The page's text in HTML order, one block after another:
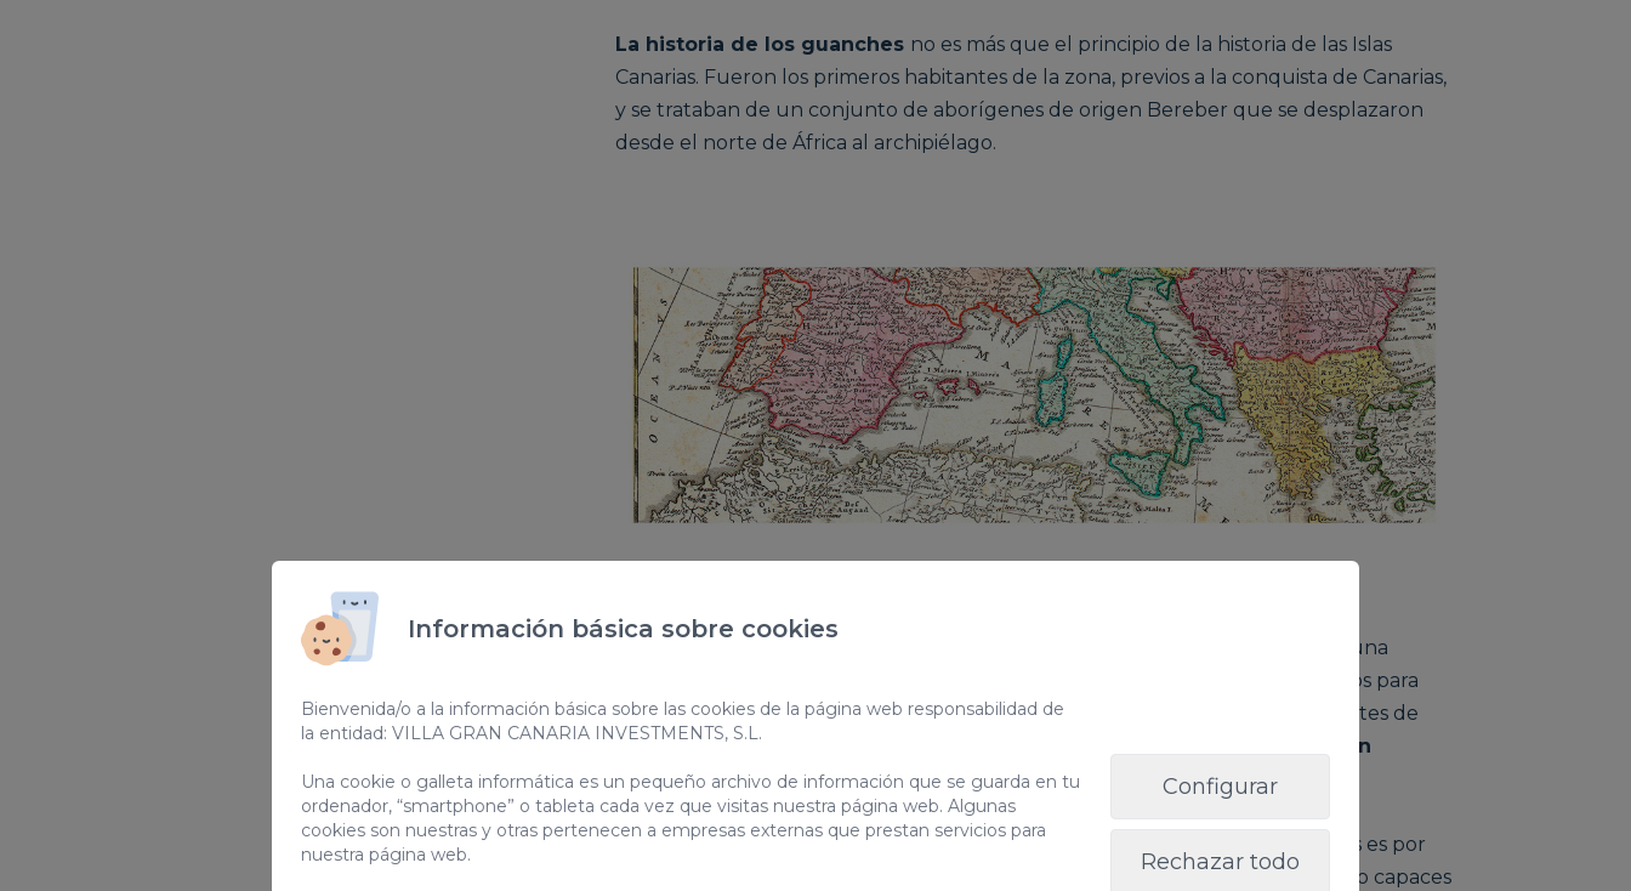
La historia de los guanches no es más que el principio de la historia de las Islas
Canarias. Fueron los primeros habitantes de la zona, previos a la conquista de Canarias,
y se trataban de un conjunto de aborígenes de origen Bereber que se desplazaron
desde el norte de África al archipiélago.
El proceso de desertización que se vivía en el continente africano empujó a una
población con carácter nómada a encontrar nuevas formas de cultivo y pastos para
sus ganados. La isla se fue poblando mediante grupos de personas procedentes de
diferentes oleadas migratorias,
por lo que desde el principio se trató de un
territorio multicultural abierto a la diversidad.
No obstante, uno de los principales misterios de la historia de las Islas Canarias es por
qué los guanches acabaron en la Isla. Las pruebas de arqueología no han sido capaces
Información básica sobre cookies
Bienvenida/o a la información básica sobre las cookies de la página web responsabilidad de
la entidad: VILLA GRAN CANARIA INVESTMENTS, S.L.
Una cookie o galleta informática es un pequeño archivo de información que se guarda en tu
ordenador, “smartphone” o tableta cada vez que visitas nuestra página web. Algunas
cookies son nuestras y otras pertenecen a empresas externas que prestan servicios para
nuestra página web.
Configurar
Rechazar todo